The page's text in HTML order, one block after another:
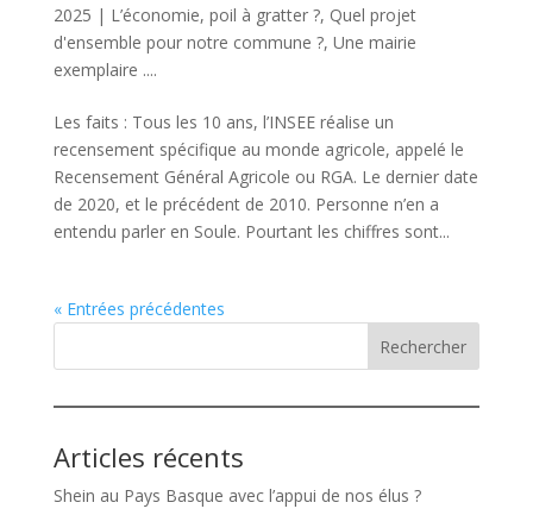
2025 | L’économie, poil à gratter ?, Quel projet
d'ensemble pour notre commune ?, Une mairie
exemplaire ....
Les faits : Tous les 10 ans, l’INSEE réalise un
recensement spécifique au monde agricole, appelé le
Recensement Général Agricole ou RGA. Le dernier date
de 2020, et le précédent de 2010. Personne n’en a
entendu parler en Soule. Pourtant les chiffres sont...
« Entrées précédentes
Rechercher
Articles récents
Shein au Pays Basque avec l’appui de nos élus ?